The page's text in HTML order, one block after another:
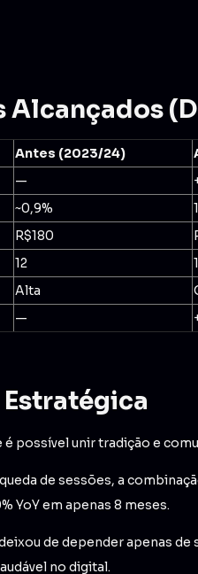
Alcançados
Antes (2023/24)
—
~0,9%
R$180
12
Alta
—
possível unir tradição e
de sessões, a
YoY em apenas 8 meses.
de depender apenas
no digital.